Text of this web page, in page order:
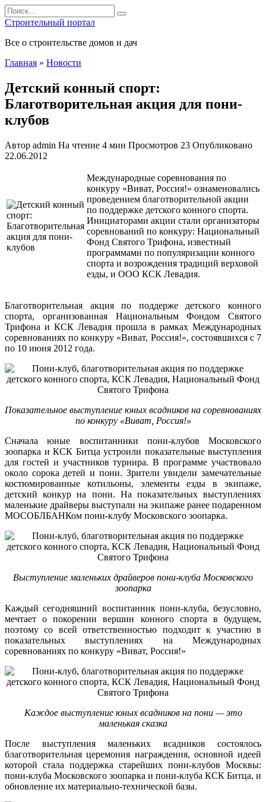
Перейти
к
содержанию
Search
for:
Строительный портал
Все о строительстве домов и дач
Главная » Новости
Детский конный спорт:
Благотворительная акция для пони-
клубов
Автор admin На чтение 4 мин Просмотров 23 Опубликовано
22.06.2012
Международные соревнования по
конкуру «Виват, Россия!» ознаменовались
проведением благотворительной акции
по поддержке детского конного спорта.
Инициаторами акции стали организаторы
соревнований по конкуру: Национальный
Фонд Святого Трифона, известный
программами по популяризации конного
спорта и возрождения традиций верховой
езды, и ООО КСК Левадия.
Благотворительная акция по поддерже детского конного
спорта, организованная НациональнымФондом Святого
Трифона и КСК Левадия прошла в рамках Международных
соревнованиях по конкуру «Виват, Россия!», состоявшихся с 7
по 10 июня 2012 года.
Показательное выступление юных всадников на соревнованиях
по конкуру «Виват, Россия!»
Сначала юные воспитанники пони-клубов Московского
зоопарка и КСК Битца устроили показательные выступления
для гостей и участников турнира. В программе участвовало
около сорока детей и пони. Зрители увидели замечательные
костюмированные котильоны, элементы езды в экипаже,
детский конкур на пони. На показательных выступлениях
маленькие драйверы выступали на экипаже ранее подаренном
МОСОБЛБАНКом пони-клубу Московского зоопарка.
Выступление маленьких драйверов пони-клуба Московского
зоопарка
Каждый сегодняшний воспитанник пони-клуба, безусловно,
мечтает о покорении вершин конного спорта в будущем,
поэтому со всей ответственностью подходит к участию в
показательных выступлениях на Международных
соревнованиях по конкуру «Виват, Россия!»
Каждое выступление юных всадников на пони — это
маленькая сказка
После выступления маленьких всадников состоялось
благотворительная церемония награждения, основной идеей
которой стала поддержка старейших пони-клубов Москвы:
пони-клуба Московского зоопарка и пони-клуба КСК Битца, и
обновление их материально-технической базы.